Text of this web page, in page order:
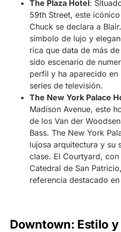
The Plaza Hotel:
59th Street, este
Chuck se declara a
símbolo de lujo y
rica que data de más
sido escenario de
perfil y ha aparecido
series de televisión.
The New York Palace
Madison Avenue, este
de los Van der
Bass. The New York
lujosa arquitectura y su
clase. El Courtyard,
Catedral de San
referencia destacado
Downtown: Estilo